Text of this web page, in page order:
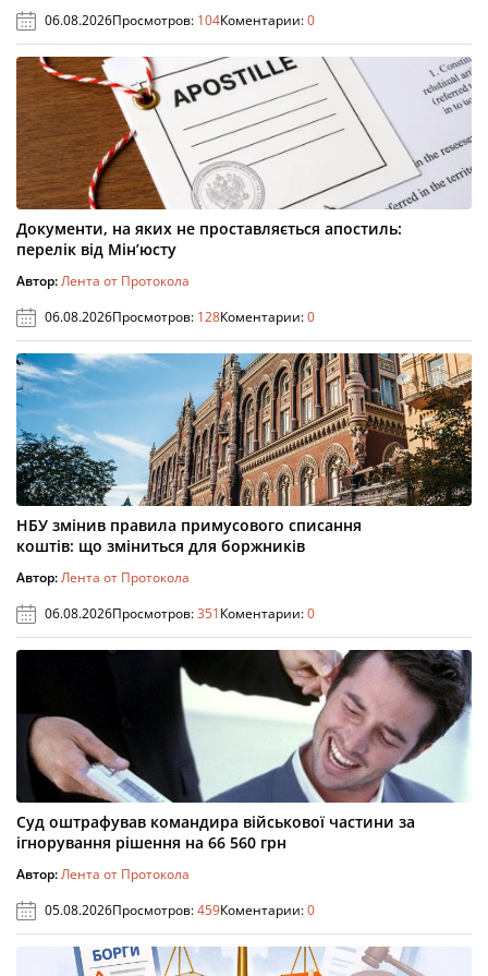
06.08.2026Просмотров: 104Коментарии:0
Документи, на яких не проставляється апостиль:
перелік від Мін’юсту
Автор:Лента от Протокола
06.08.2026Просмотров: 128Коментарии:0
НБУ змінив правила примусового списання
коштів: що зміниться для боржників
Автор:Лента от Протокола
06.08.2026Просмотров:351Коментарии:0
Суд оштрафував командира військової частини за
ігнорування рішення на 66 560 грн
Автор:Лента от Протокола
05.08.2026Просмотров:459Коментарии:0